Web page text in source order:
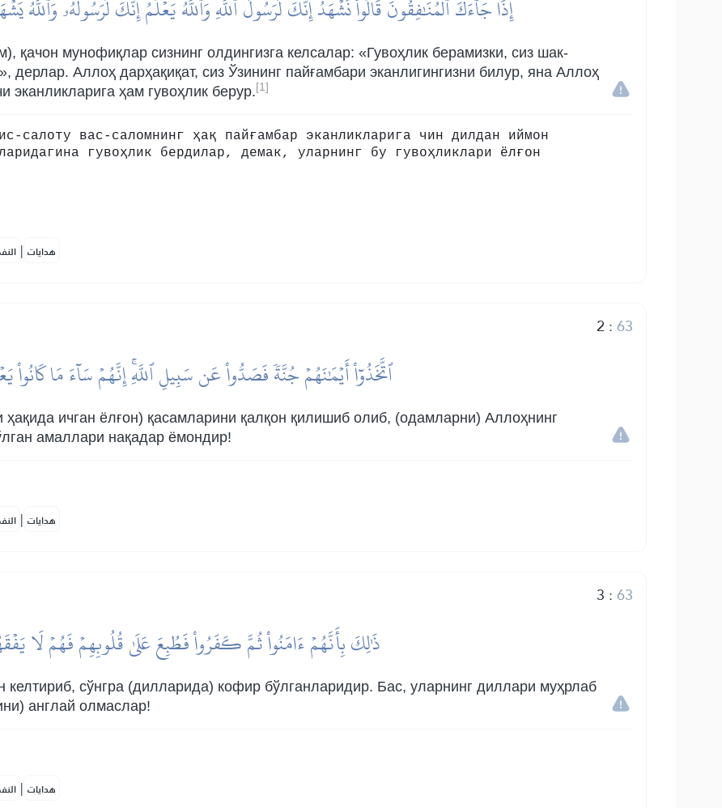
إِذَا جَآءَكَ ٱلۡمُنَٰفِقُونَ قَالُواْ نَشۡهَدُ إِنَّكَ لَرَسُولُ ٱللَّهِۗ وَٱللَّهُ يَعۡلَمُ إِنَّكَ لَرَسُولُهُۥ وَٱللَّهُ
қачон мунофиқлар сизнинг олдингизга келсалар: «Гувоҳлик берамизки, сиз шак-
дерлар. Аллоҳ дарҳақиқат, сиз Ўзининг пайғамбари эканлигингизни билур, яна Аллоҳ
эканликларига ҳам гувоҳлик берур. [1]
салоту вас-саломнинг ҳақ пайғамбар эканликларига чин дилдан иймон
гувоҳлик бердилар, демак, уларнинг бу гувоҳликлари ёлғон
| هدايات
2 :63
ٱتَّخَذُوٓاْ أَيۡمَٰنَهُمۡ جُنَّةٗ فَصَدُّواْ عَن سَبِيلِ ٱللَّهِۚ إِنَّهُمۡ سَآءَ مَا كَانُواْ
ичган ёлғон) қасамларини қалқон қилишиб олиб, (одамларни) Аллоҳнинг
амаллари нақадар ёмондир!
| هدايات
3 :63
ذَٰلِكَ بِأَنَّهُمۡ ءَامَنُواْ ثُمَّ كَفَرُواْ فَطُبِعَ عَلَىٰ قُلُوبِهِمۡ فَهُمۡ لَا
келтириб, сўнгра (дилларида) кофир бўлганларидир. Бас, уларнинг диллари муҳрлаб
англай олмаслар!
| هدايات